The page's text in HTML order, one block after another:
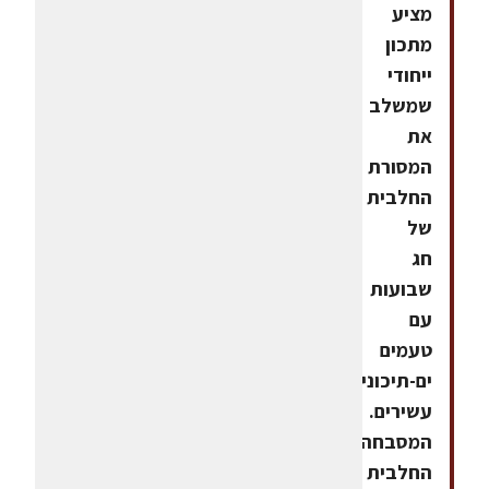
מציע
מתכון
ייחודי
שמשלב
את
המסורת
החלבית
של
חג
שבועות
עם
טעמים
ים-תיכוניים
עשירים.
המסבחה
החלבית